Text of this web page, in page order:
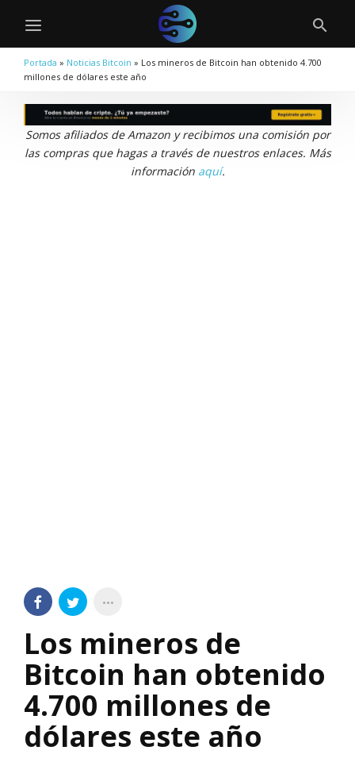
Portada » Noticias Bitcoin » Los mineros de Bitcoin han obtenido 4.700
millones de dólares este año
Somos afiliados de Amazon y recibimos una comisión por
las compras que hagas a través de nuestros enlaces. Más
información aquí.
Los mineros de
Bitcoin han obtenido
4.700 millones de
dólares este año